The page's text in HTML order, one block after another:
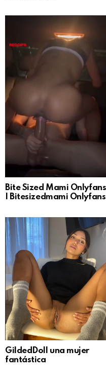
Bite Sized Mami Onlyfans
| Bitesizedmami Onlyfans
GildedDoll una mujer
fantástica